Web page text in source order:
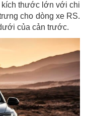
kích thước lớn với chi
cho dòng xe RS.
của cản trước.